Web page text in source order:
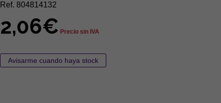
Ref. 804814132
2,06€ Precio sin IVA